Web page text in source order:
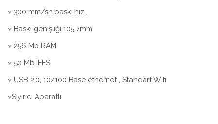
» 300 mm/sn baskı hızı.
» Baskı genişliği 105.7mm
» 256 Mb RAM
» 50 Mb IFFS
» USB 2.0, 10/100 Base ethernet , Standart Wifi
»Sıyırıcı Aparatlı